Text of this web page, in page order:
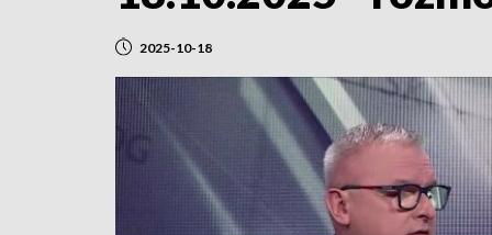
2025-10-18